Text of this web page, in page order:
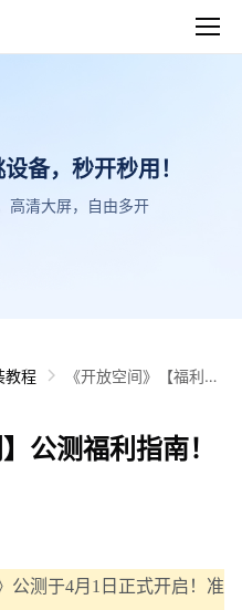
备，秒开秒用！
高清大屏，自由多开
教程
《开放空间》【福利】
公测福利指南！
公测于4月1日正式开启！准